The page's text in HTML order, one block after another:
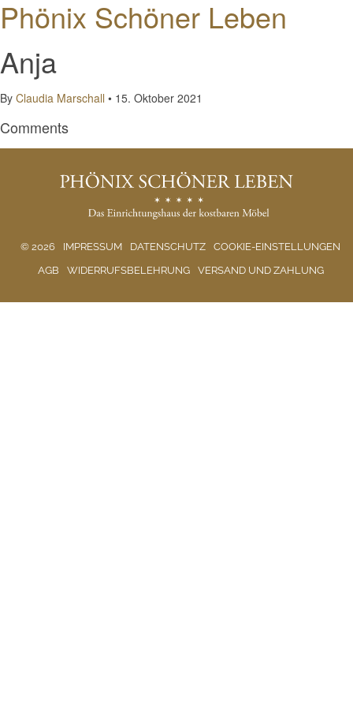
Phönix Schöner Leben
Anja
By Claudia Marschall • 15. Oktober 2021
Comments
© 2026 IMPRESSUM DATENSCHUTZ
COOKIE-EINSTELLUNGEN
AGB
WIDERRUFSBELEHRUNG VERSAND UND ZAHLUNG